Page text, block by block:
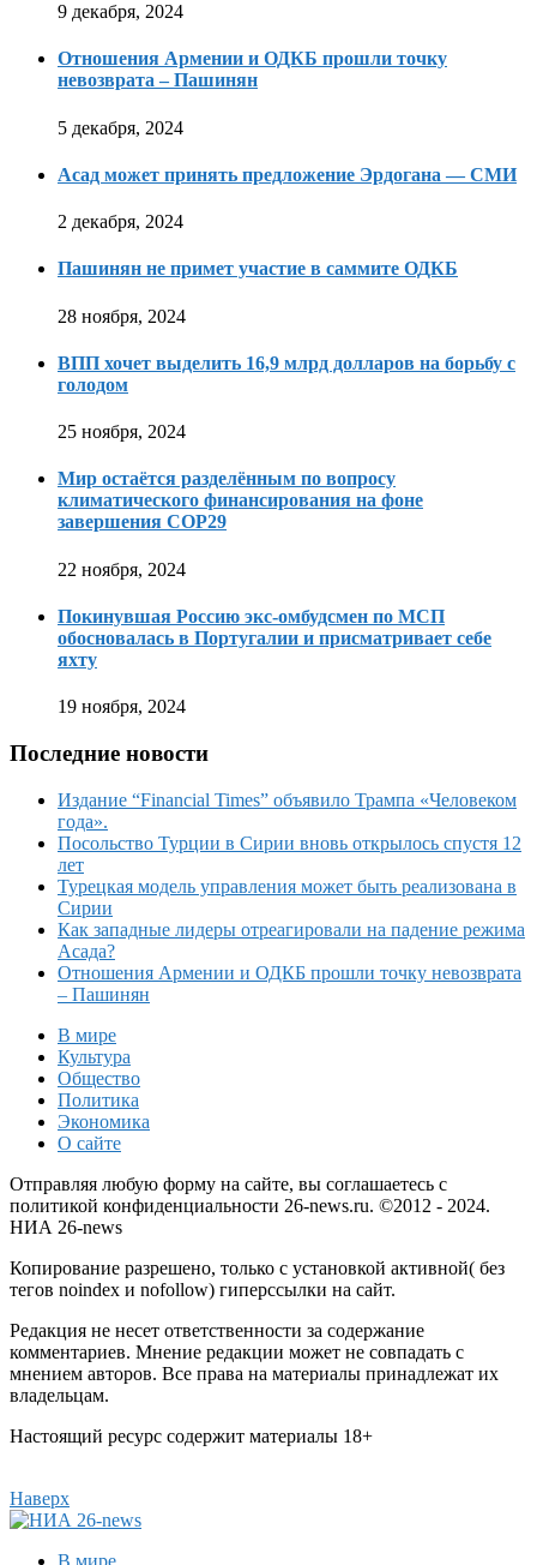
9 декабря, 2024
Отношения Армении и ОДКБ прошли точку
невозврата – Пашинян
5 декабря, 2024
Асад может принять предложение Эрдогана — СМИ
2 декабря, 2024
Пашинян не примет участие в саммите ОДКБ
28 ноября, 2024
ВПП хочет выделить 16,9 млрд долларов на борьбу с
голодом
25 ноября, 2024
Мир остаётся разделённым по вопросу
климатического финансирования на фоне
завершения COP29
22 ноября, 2024
Покинувшая Россию экс-омбудсмен по МСП
обосновалась в Португалии и присматривает себе
яхту
19 ноября, 2024
Последние новости
Издание “Financial Times” объявило Трампа «Человеком
года».
Посольство Турции в Сирии вновь открылось спустя 12
лет
Турецкая модель управления может быть реализована в
Сирии
Как западные лидеры отреагировали на падение режима
Асада?
Отношения Армении и ОДКБ прошли точку невозврата
– Пашинян
В мире
Культура
Общество
Политика
Экономика
О сайте
Отправляя любую форму на сайте, вы соглашаетесь с
политикой конфиденциальности 26-news.ru. ©2012 - 2024.
НИА 26-news
Копирование разрешено, только с установкой активной( без
тегов noindex и nofollow) гиперссылки на сайт.
Редакция не несет ответственности за содержание
комментариев. Мнение редакции может не совпадать с
мнением авторов. Все права на материалы принадлежат их
владельцам.
Настоящий ресурс содержит материалы 18+
Наверх
В мире